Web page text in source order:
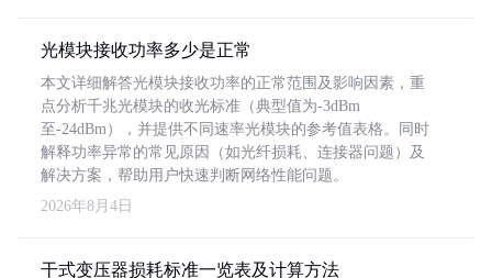
光模块接收功率多少是正常
本文详细解答光模块接收功率的正常范围及影响因素，重
点分析千兆光模块的收光标准（典型值为-3dBm
至-24dBm），并提供不同速率光模块的参考值表格。同时
解释功率异常的常见原因（如光纤损耗、连接器问题）及
解决方案，帮助用户快速判断网络性能问题。
2026年8月4日
干式变压器损耗标准一览表及计算方法